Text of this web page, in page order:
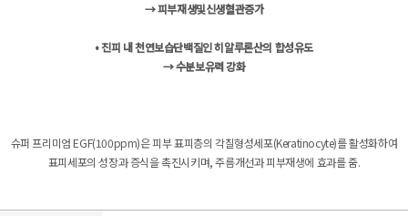
→ 피부재생및신생혈관증가
• 진피 내 천연보습단백질인 히알루론산의 합성유도
→ 수분보유력 강화
슈퍼 프리미엄 EGF(100ppm)은 피부 표피층의 각질형성세포(Keratinocyte)를 활성화하여
표피세포의 성장과 증식을 촉진시키며, 주름개선과 피부재생에 효과를 줌.